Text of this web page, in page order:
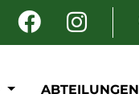
ABTEILUNGEN